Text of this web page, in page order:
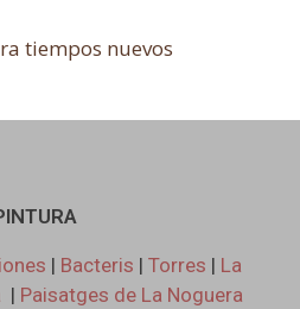
tiempos nuevos
| Bacteris | Torres | La
| Paisatges de La Noguera